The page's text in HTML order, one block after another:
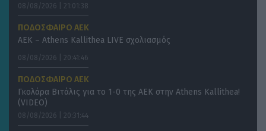
08/08/2026 | 21:01:38
ΠΟΔΟΣΦΑΙΡΟ ΑΕΚ
ΑΕΚ – Athens Kallithea LIVE σχολιασμός
08/08/2026 | 20:41:46
ΠΟΔΟΣΦΑΙΡΟ ΑΕΚ
Γκολάρα Βιτάλις για το 1-0 της ΑΕΚ στην Athens Kallithea!
(VIDEO)
08/08/2026 | 20:31:44